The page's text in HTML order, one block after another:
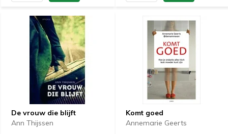
De vrouw die blijft
Ann Thijssen
Komt goed
Annemarie Geerts